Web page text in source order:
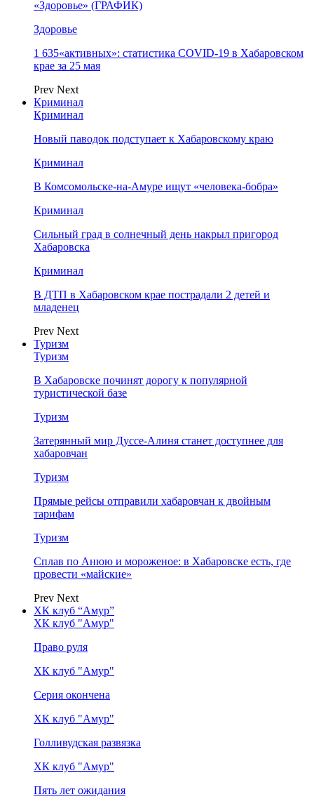
«Здоровье» (ГРАФИК)
Здоровье
1 635«активных»: статистика COVID-19 в Хабаровском
крае за 25 мая
Prev Next
Криминал
Криминал
Новый паводок подступает к Хабаровскому краю
Криминал
В Комсомольске-на-Амуре ищут «человека-бобра»
Криминал
Сильный град в солнечный день накрыл пригород
Хабаровска
Криминал
В ДТП в Хабаровском крае пострадали 2 детей и
младенец
Prev Next
Туризм
Туризм
В Хабаровске починят дорогу к популярной
туристической базе
Туризм
Затерянный мир Дуссе-Алиня станет доступнее для
хабаровчан
Туризм
Прямые рейсы отправили хабаровчан к двойным
тарифам
Туризм
Сплав по Анюю и мороженое: в Хабаровске есть, где
провести «майские»
Prev Next
ХК клуб “Амур”
ХК клуб "Амур"
Право руля
ХК клуб "Амур"
Серия окончена
ХК клуб "Амур"
Голливудская развязка
ХК клуб "Амур"
Пять лет ожидания